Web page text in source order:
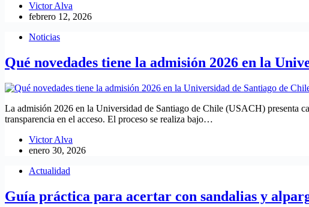
Victor Alva
febrero 12, 2026
Noticias
Qué novedades tiene la admisión 2026 en la
La admisión 2026 en la Universidad de Santiago de Chile (USACH) presenta
transparencia en el acceso. El proceso se realiza bajo…
Victor Alva
enero 30, 2026
Actualidad
Guía práctica para acertar con sandalias y